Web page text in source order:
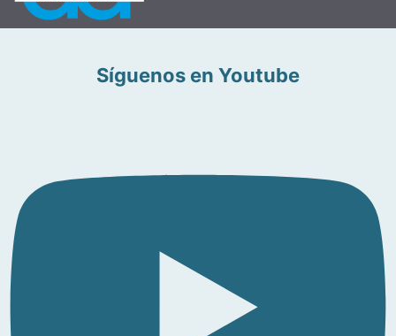
Síguenos en Youtube